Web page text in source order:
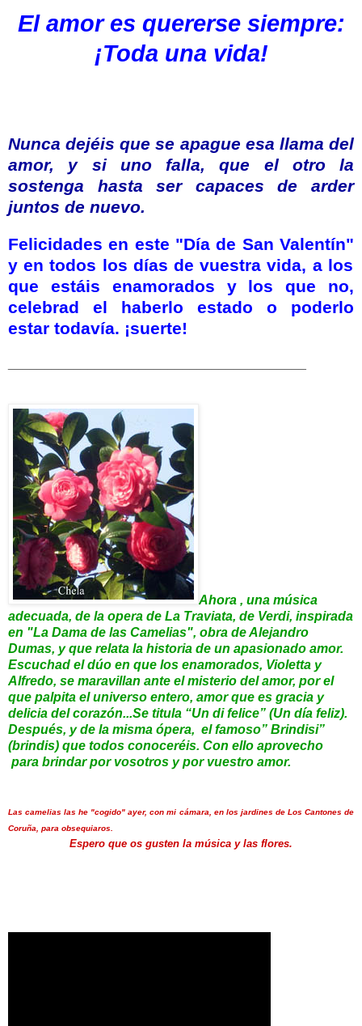
El amor es quererse siempre:
¡Toda una vida!
Nunca dejéis que se apague esa llama del
amor, y si uno falla, que el otro la
sostenga hasta ser capaces de arder
juntos de nuevo.
Felicidades en este "Día de San Valentín"
y en todos los días de vuestra vida, a los
que estáis enamorados y los que no,
celebrad el haberlo estado o poderlo
estar todavía. ¡suerte!
Ahora , una música
adecuada, de la opera de La Traviata, de Verdi, inspirada
en "La Dama de las Camelias", obra de Alejandro
Dumas, y que relata la historia de un apasionado amor.
Escuchad el dúo en que los enamorados, Violetta y
Alfredo, se maravillan ante el misterio del amor, por el
que palpita el universo entero, amor que es gracia y
delicia del corazón...Se titula “Un di felice” (Un día feliz).
Después, y de la misma ópera, el famoso” Brindisi”
(brindis) que todos conoceréis. Con ello aprovecho
para brindar por vosotros y por vuestro amor.
Las camelias las he "cogido" ayer, con mi cámara, en los jardines de Los Cantones de
Coruña, para obsequiaros.
Espero que os gusten la música y las flores.